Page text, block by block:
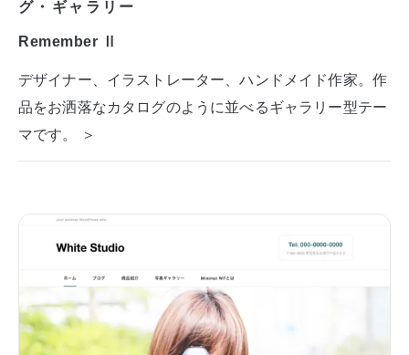
グ・ギャラリー
Remember Ⅱ
デザイナー、イラストレーター、ハンドメイド作家。作
品をお洒落なカタログのように並べるギャラリー型テー
マです。 ＞